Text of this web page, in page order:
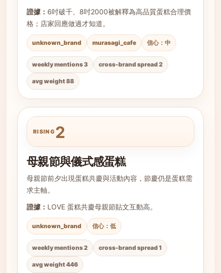
證據： 6吋破千、8吋2000被解釋為高品質蛋糕合理價
格；店家回應做過才知道。
unknown_brand murasagi_cafe 信心：中
weekly mentions 3 cross-brand spread 2
avg weight 88
RISING 2
母親節與儀式感蛋糕
母親節前夕出現蛋糕共慶與活動內容，節慶仍是蛋糕需
求主軸。
證據： LOVE 蛋糕共慶母親節貼文互動高。
unknown_brand 信心：低
weekly mentions 2 cross-brand spread 1
avg weight 446